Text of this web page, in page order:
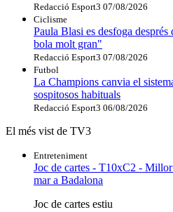
Redacció Esport3 07/08/2026
Ciclisme
Paula Blasi es desfoga
bola molt gran"
Redacció Esport3 07/08/2026
Futbol
La Champions canvia el
sospitosos habituals
Redacció Esport3 06/08/2026
El més vist de TV3
Entreteniment
Joc de cartes - T10xC2 -
mar a Badalona
Joc de cartes estiu